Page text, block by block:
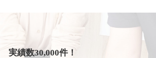
実績数30,000件！